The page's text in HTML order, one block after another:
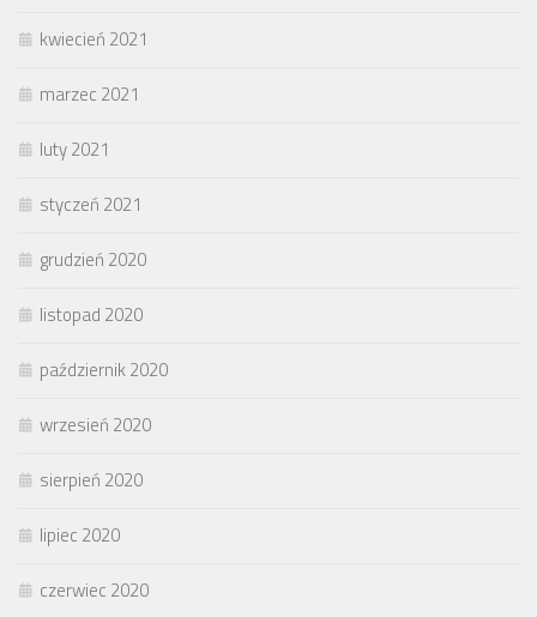
kwiecień 2021
marzec 2021
luty 2021
styczeń 2021
grudzień 2020
listopad 2020
październik 2020
wrzesień 2020
sierpień 2020
lipiec 2020
czerwiec 2020